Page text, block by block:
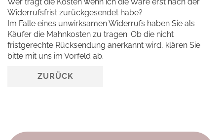
Widerrufsfrist zurückgesendet habe?
Im Falle eines unwirksamen Widerrufs haben Sie als
Käufer die Mahnkosten zu tragen. Ob die nicht
fristgerechte Rücksendung anerkannt wird, klären Sie
bitte mit uns im Vorfeld ab.
ZURÜCK